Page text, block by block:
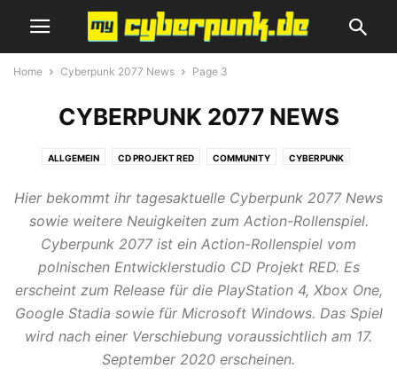
Home Cyberpunk 2077 News Page 3
CYBERPUNK 2077 NEWS
ALLGEMEIN CD PROJEKT RED COMMUNITY CYBERPUNK
REVIEWS SCI-FI FILME & SERIEN SCIENCE-FICTION SPIELEMESSE
THE WITCHER ZUKUNFT SCHON HEUTE
Hier bekommt ihr tagesaktuelle Cyberpunk 2077 News
sowie weitere Neuigkeiten zum Action-Rollenspiel.
Cyberpunk 2077 ist ein Action-Rollenspiel vom
polnischen Entwicklerstudio CD Projekt RED. Es
erscheint zum Release für die PlayStation 4, Xbox One,
Google Stadia sowie für Microsoft Windows. Das Spiel
wird nach einer Verschiebung voraussichtlich am 17.
September 2020 erscheinen.